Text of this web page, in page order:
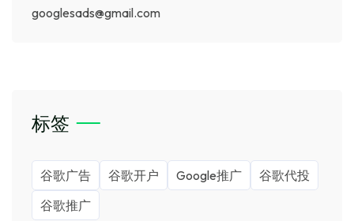
googlesads@gmail.com
标签
谷歌广告 谷歌开户 Google推广
谷歌代投
谷歌推广